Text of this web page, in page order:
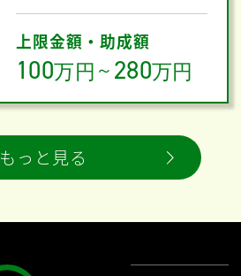
上限金額・助成額
100万円 ～ 280万円
もっと見る